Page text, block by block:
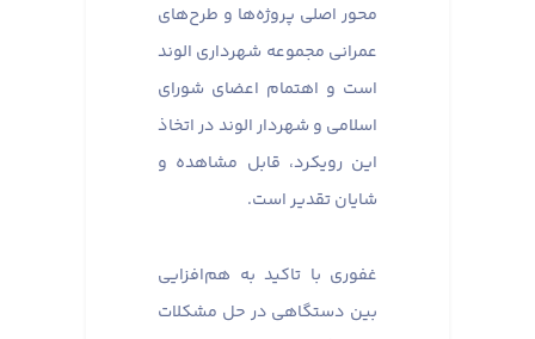
محور اصلی پروژه‌ها و طرح‌های
عمرانی مجموعه شهرداری الوند
است و اهتمام اعضای شورای
اسلامی و شهردار الوند در اتخاذ
این رویکرد، قابل مشاهده و
شایان تقدیر است.
غفوری با تاکید به هم‌افزایی
بین دستگاهی در حل مشکلات